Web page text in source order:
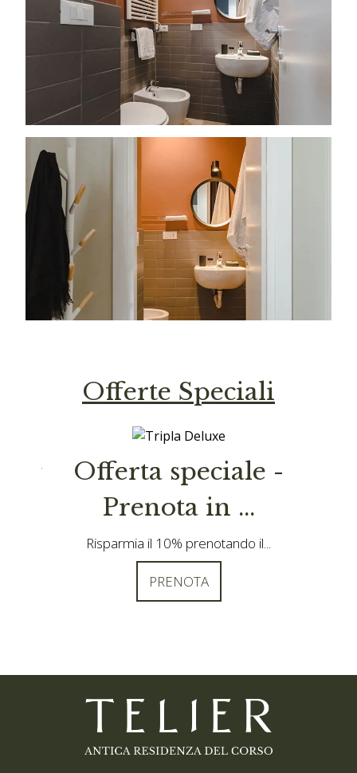
Offerte Speciali
Offerta speciale -
Prenota in ...
Risparmia il 10% prenotando il...
PRENOTA